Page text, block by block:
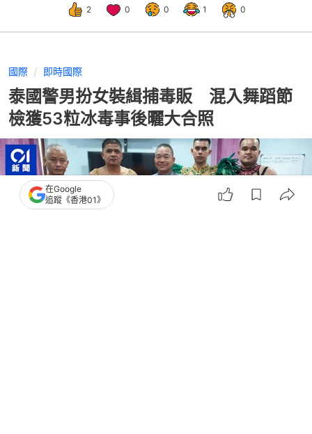
2 0 0 1 0
國際 即時國際
泰國警男扮女裝緝捕毒販 混入舞蹈節
檢獲53粒冰毒事後曬大合照
在Google
追蹤《香港01》